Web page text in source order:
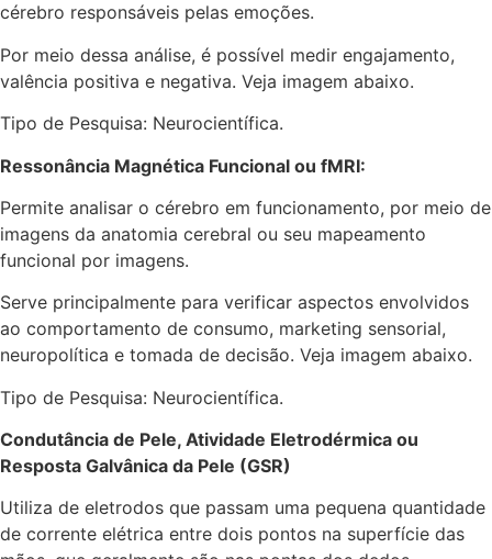
cérebro responsáveis pelas emoções.
Por meio dessa análise, é possível medir engajamento,
valência positiva e negativa. Veja imagem abaixo.
Tipo de Pesquisa: Neurocientífica.
Ressonância Magnética Funcional ou fMRI:
Permite analisar o cérebro em funcionamento, por meio de
imagens da anatomia cerebral ou seu mapeamento
funcional por imagens.
Serve principalmente para verificar aspectos envolvidos
ao comportamento de consumo, marketing sensorial,
neuropolítica e tomada de decisão. Veja imagem abaixo.
Tipo de Pesquisa: Neurocientífica.
Condutância de Pele, Atividade Eletrodérmica ou
Resposta Galvânica da Pele (GSR)
Utiliza de eletrodos que passam uma pequena quantidade
de corrente elétrica entre dois pontos na superfície das